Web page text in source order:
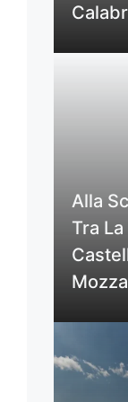
Alla
Tra La